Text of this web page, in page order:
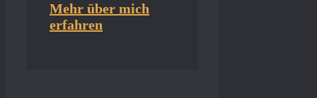
Mehr über mich
erfahren